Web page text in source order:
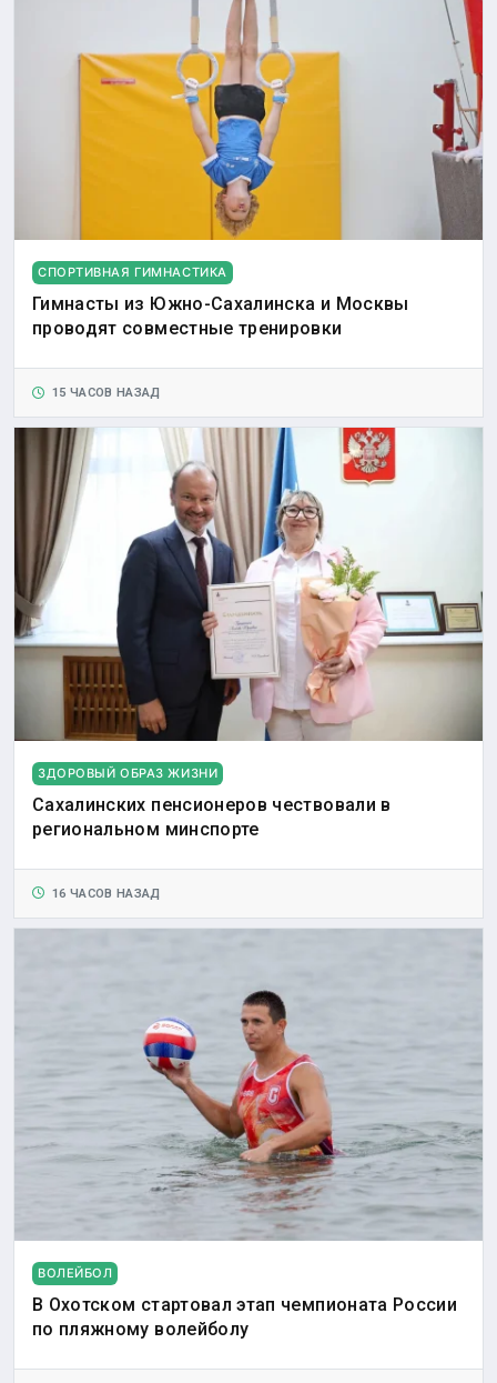
СПОРТИВНАЯ ГИМНАСТИКА
Гимнасты из Южно-Сахалинска и Москвы
проводят совместные тренировки
15 ЧАСОВ НАЗАД
ЗДОРОВЫЙ ОБРАЗ ЖИЗНИ
Сахалинских пенсионеров чествовали в
региональном минспорте
16 ЧАСОВ НАЗАД
ВОЛЕЙБОЛ
В Охотском стартовал этап чемпионата России
по пляжному волейболу